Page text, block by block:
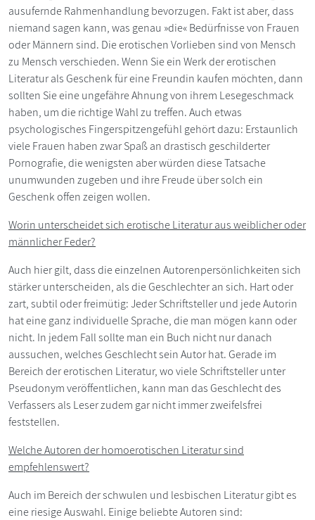
ausufernde Rahmenhandlung bevorzugen. Fakt ist aber, dass
niemand sagen kann, was genau »die« Bedürfnisse von Frauen
oder Männern sind. Die erotischen Vorlieben sind von Mensch
zu Mensch verschieden. Wenn Sie ein Werk der erotischen
Literatur als Geschenk für eine Freundin kaufen möchten, dann
sollten Sie eine ungefähre Ahnung von ihrem Lesegeschmack
haben, um die richtige Wahl zu treffen. Auch etwas
psychologisches Fingerspitzengefühl gehört dazu: Erstaunlich
viele Frauen haben zwar Spaß an drastisch geschilderter
Pornografie, die wenigsten aber würden diese Tatsache
unumwunden zugeben und ihre Freude über solch ein
Geschenk offen zeigen wollen.
Worin unterscheidet sich erotische Literatur aus weiblicher oder
männlicher Feder?
Auch hier gilt, dass die einzelnen Autorenpersönlichkeiten sich
stärker unterscheiden, als die Geschlechter an sich. Hart oder
zart, subtil oder freimütig: Jeder Schriftsteller und jede Autorin
hat eine ganz individuelle Sprache, die man mögen kann oder
nicht. In jedem Fall sollte man ein Buch nicht nur danach
aussuchen, welches Geschlecht sein Autor hat. Gerade im
Bereich der erotischen Literatur, wo viele Schriftsteller unter
Pseudonym veröffentlichen, kann man das Geschlecht des
Verfassers als Leser zudem gar nicht immer zweifelsfrei
feststellen.
Welche Autoren der homoerotischen Literatur sind
empfehlenswert?
Auch im Bereich der schwulen und lesbischen Literatur gibt es
eine riesige Auswahl. Einige beliebte Autoren sind: